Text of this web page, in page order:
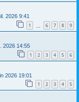
2026 9:41
1 6 7 8 9
2026 14:55
1 2 3 4 5 6
2026 19:01
1 2 3 4 5